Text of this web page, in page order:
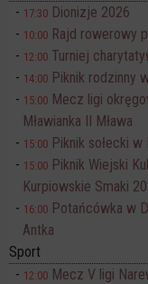
17:30 Dionizje 2026
10:00 Rajd rowerowy
12:00 Turniej
14:00 Piknik rodzinny
15:00 Mecz ligi
Mławianka II Mława
15:00 Piknik sołecki w
15:00 Piknik Wiejski
Kurpiowskie Smaki
16:00 Potańcówka w
Antka
Sport
12:00 Mecz V ligi